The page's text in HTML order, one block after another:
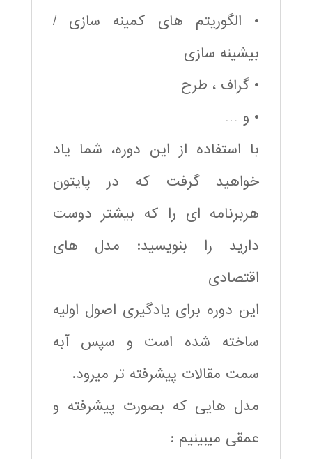
• الگوریتم های کمینه سازی /
بیشینه سازی
• گراف ، طرح
• و …
با استفاده از این دوره، شما یاد
خواهید گرفت که در پایتون
هربرنامه ای را که بیشتر دوست
دارید را بنویسید: مدل های
اقتصادی
این دوره برای یادگیری اصول اولیه
ساخته شده است و سپس آبه
سمت مقالات پیشرفته تر میرود.
مدل هایی که بصورت پیشرفته و
عمقی میبینیم :